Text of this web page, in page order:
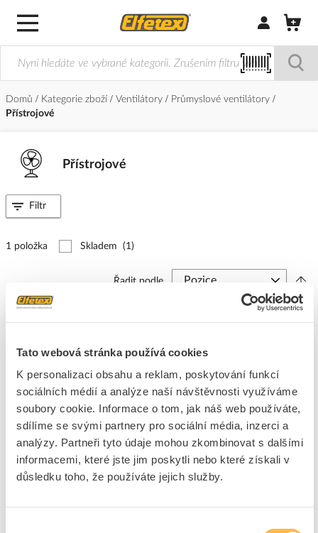
Tato webová stránka používá cookies
K personalizaci obsahu a reklam, poskytování funkcí
sociálních médií a analýze naší návštěvnosti využíváme
soubory cookie. Informace o tom, jak náš web používáte,
sdílíme se svými partnery pro sociální média, inzerci a
analýzy. Partneři tyto údaje mohou zkombinovat s dalšími
informacemi, které jste jim poskytli nebo které získali v
důsledku toho, že používáte jejich služby.
Přihlásit/
Domů Kategorie zboží Ventilátory
Průmyslové ventilátory
Přístrojové
Přístrojové
1 položka Skladem (1)
Řadit podle
Kód ELFETEX
EAN
8591952045901
Kód výrobce
3140
Cena s DPH 870,33 Kč/ks
ks do košíku
Filtr